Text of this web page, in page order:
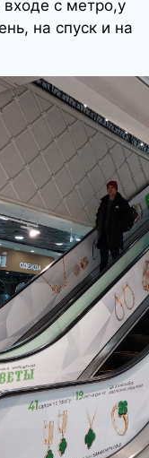
с метро,у
на спуск и на